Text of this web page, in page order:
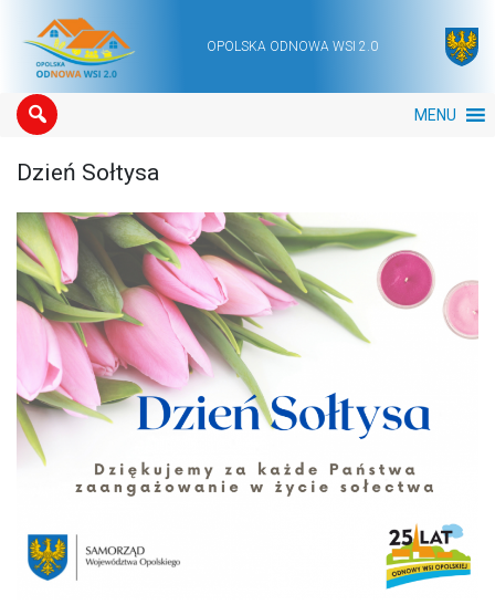
Main NavigationOPOLSKA ODNOWA WSI 2.0
MENU
Dzień Sołtysa